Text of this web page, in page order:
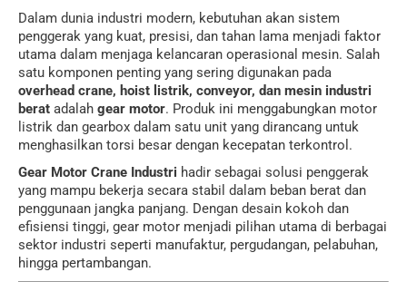
Dalam dunia industri modern, kebutuhan akan sistem
penggerak yang kuat, presisi, dan tahan lama menjadi faktor
utama dalam menjaga kelancaran operasional mesin. Salah
satu komponen penting yang sering digunakan pada
overhead crane, hoist listrik, conveyor, dan mesin industri
berat adalah gear motor. Produk ini menggabungkan motor
listrik dan gearbox dalam satu unit yang dirancang untuk
menghasilkan torsi besar dengan kecepatan terkontrol.
Gear Motor Crane Industri hadir sebagai solusi penggerak
yang mampu bekerja secara stabil dalam beban berat dan
penggunaan jangka panjang. Dengan desain kokoh dan
efisiensi tinggi, gear motor menjadi pilihan utama di berbagai
sektor industri seperti manufaktur, pergudangan, pelabuhan,
hingga pertambangan.